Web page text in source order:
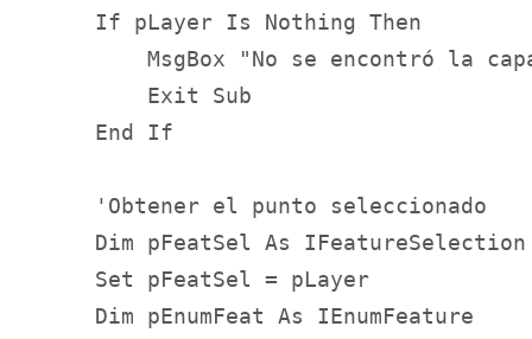
    If pLayer Is Nothing Then
MsgBox "No se encontró la
        Exit Sub
    End If
    'Obtener el punto seleccionado
    Dim pFeatSel As IFeatureSelection
    Set pFeatSel = pLayer
    Dim pEnumFeat As IEnumFeature